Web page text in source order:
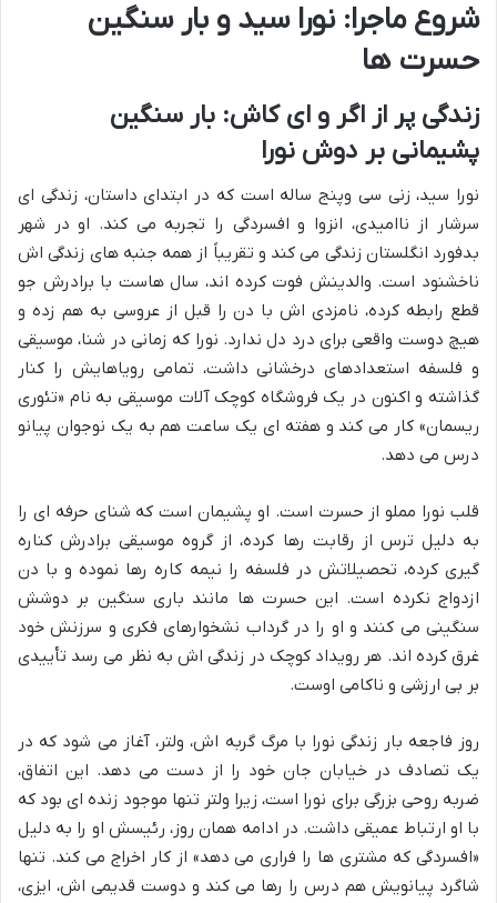
شروع ماجرا: نورا سید و بار سنگین
حسرت ها
زندگی پر از اگر و ای کاش: بار سنگین
پشیمانی بر دوش نورا
نورا سید، زنی سی وپنج ساله است که در ابتدای داستان، زندگی ای
سرشار از ناامیدی، انزوا و افسردگی را تجربه می کند. او در شهر
بدفورد انگلستان زندگی می کند و تقریباً از همه جنبه های زندگی اش
ناخشنود است. والدینش فوت کرده اند، سال هاست با برادرش جو
قطع رابطه کرده، نامزدی اش با دن را قبل از عروسی به هم زده و
هیچ دوست واقعی برای درد دل ندارد. نورا که زمانی در شنا، موسیقی
و فلسفه استعدادهای درخشانی داشت، تمامی رویاهایش را کنار
گذاشته و اکنون در یک فروشگاه کوچک آلات موسیقی به نام «تئوری
ریسمان» کار می کند و هفته ای یک ساعت هم به یک نوجوان پیانو
درس می دهد.
قلب نورا مملو از حسرت است. او پشیمان است که شنای حرفه ای را
به دلیل ترس از رقابت رها کرده، از گروه موسیقی برادرش کناره
گیری کرده، تحصیلاتش در فلسفه را نیمه کاره رها نموده و با دن
ازدواج نکرده است. این حسرت ها مانند باری سنگین بر دوشش
سنگینی می کنند و او را در گرداب نشخوارهای فکری و سرزنش خود
غرق کرده اند. هر رویداد کوچک در زندگی اش به نظر می رسد تأییدی
بر بی ارزشی و ناکامی اوست.
روز فاجعه بار زندگی نورا با مرگ گربه اش، ولتر، آغاز می شود که در
یک تصادف در خیابان جان خود را از دست می دهد. این اتفاق،
ضربه روحی بزرگی برای نورا است، زیرا ولتر تنها موجود زنده ای بود که
با او ارتباط عمیقی داشت. در ادامه همان روز، رئیسش او را به دلیل
«افسردگی که مشتری ها را فراری می دهد» از کار اخراج می کند. تنها
شاگرد پیانویش هم درس را رها می کند و دوست قدیمی اش، ایزی،